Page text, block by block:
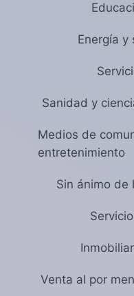
Energía y
Sanidad y
Medios de
entretenimiento
Sin ánimo de
Venta al por